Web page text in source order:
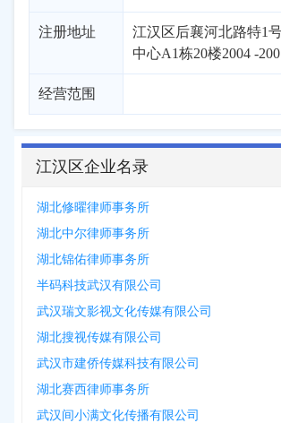
注册地址
江汉区后襄河北路特1
中心A1栋20楼2004 -
经营范围
江汉区企业名录
湖北修曜律师事务所
湖北中尔律师事务所
湖北锦佑律师事务所
半码科技武汉有限公司
武汉瑞文影视文化传媒有限公司
湖北搜视传媒有限公司
武汉市建侨传媒科技有限公司
湖北赛西律师事务所
武汉间小满文化传播有限公司